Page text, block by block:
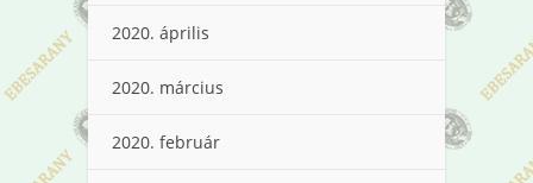
2020. április
2020. március
2020. február